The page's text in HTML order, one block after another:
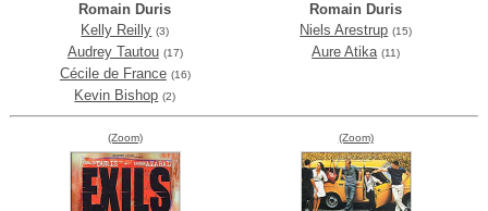
Romain Duris
Kelly Reilly (3)
Audrey Tautou (17)
Cécile de France (16)
Kevin Bishop (2)
Romain Duris
Niels Arestrup (15)
Aure Atika (11)
(Zoom) (Zoom)